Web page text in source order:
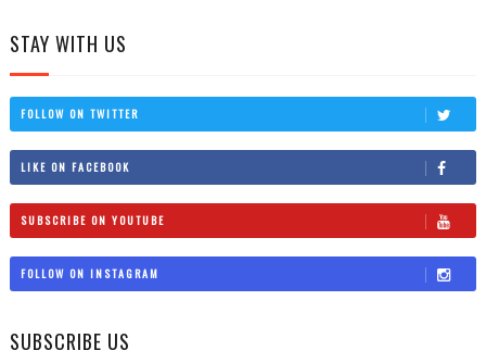
STAY WITH US
FOLLOW ON TWITTER
LIKE ON FACEBOOK
SUBSCRIBE ON YOUTUBE
FOLLOW ON INSTAGRAM
SUBSCRIBE US